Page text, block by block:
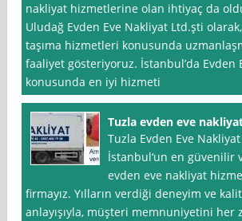
nakliyat hizmetlerine olan ihtiyaç da
Uludağ Evden Eve Nakliyat Ltd.şti
taşıma hizmetleri konusunda
faaliyet gösteriyoruz. İstanbul’da Evden
konusunda en iyi hizmeti
Tuzla evden eve
Tuzla Evden Eve
İstanbul‘un en güvenilir
evden eve nakliyat
firmayız. Yılların verdiği deneyim ve
anlayışıyla, müşteri memnuniyetini her